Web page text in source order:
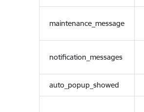
maintenance_message
notification_messages
auto_popup_showed